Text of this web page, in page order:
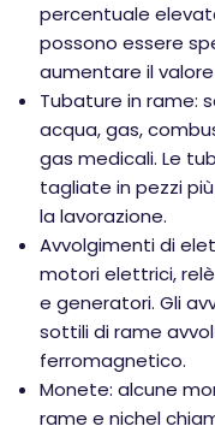
percentuale
possono essere
aumentare il
Tubature in rame:
acqua, gas,
gas medicali. Le
tagliate in pezzi
la lavorazione.
Avvolgimenti di
motori elettrici,
e generatori. Gli
sottili di rame
ferromagnetico.
Monete: alcune
rame e nichel